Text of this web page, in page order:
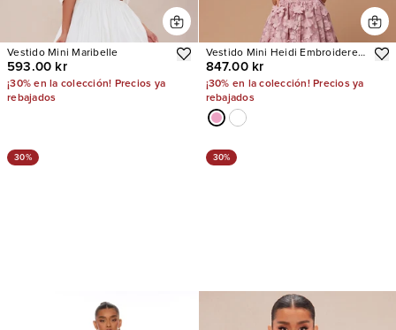
Vestido Mini Maribelle
593.00 kr
¡30% en la colección! Precios ya
rebajados
Vestido Mini Heidi Embroidered
Corset
847.00 kr
¡30% en la colección! Precios ya
rebajados
30% 30%